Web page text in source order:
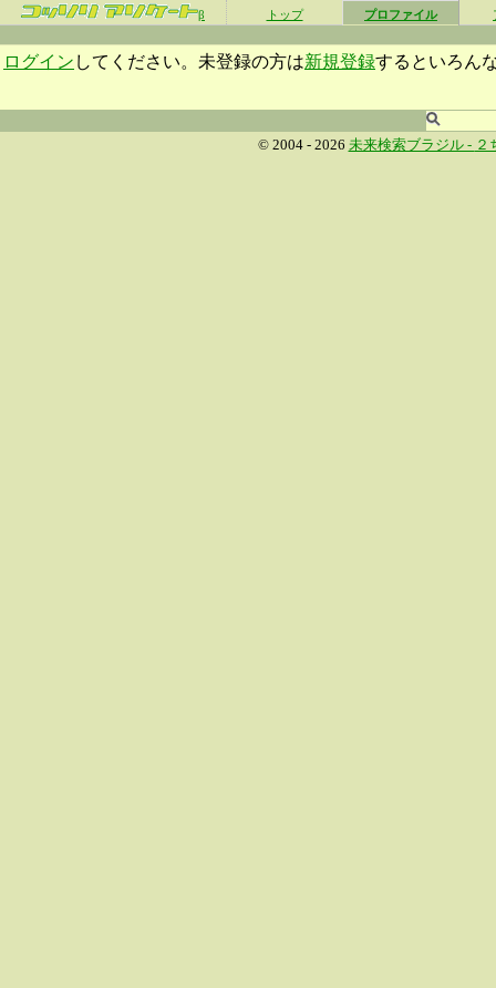
β トップ プロファイル
ログイン してください。未登録の方は新規登録するといろん
© 2004 - 2026 未来検索ブラジル - ２